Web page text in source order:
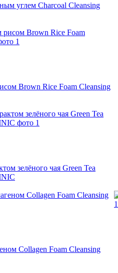
углем Charcoal Cleansing
Brown Rice Foam Cleansing
зелёного чая Green Tea
Collagen Foam Cleansing